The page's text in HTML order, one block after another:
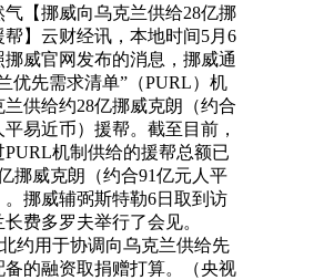
气【挪威向乌克兰供给28亿挪
帮】云财经讯，本地时间5月6
挪威官网发布的消息，挪威通
优先需求清单”（PURL）机
兰供给约28亿挪威克朗（约合
平易近币）援帮。截至目前，
PURL机制供给的援帮总额已
挪威克朗（约合91亿元人平
。挪威辅弼斯特勒6日取到访
费多罗夫举行了会见。
约用于协调向乌克兰供给先
备的融资取捐赠打算。（央视